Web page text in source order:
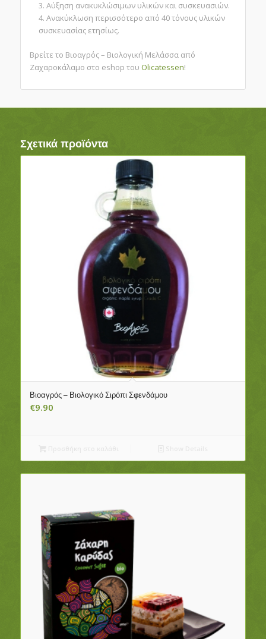
Αύξηση ανακυκλώσιμων υλικών και συσκευασιών.
Ανακύκλωση περισσότερο από 40 τόνους υλικών
συσκευασίας ετησίως.
Βρείτε το Βιοαγρός – Βιολογική Μελάσσα από
Ζαχαροκάλαμο στο eshop του Olicatessen!
Σχετικά προϊόντα
Βιοαγρός – Βιολογικό Σιρόπι Σφενδάμου
€9.90